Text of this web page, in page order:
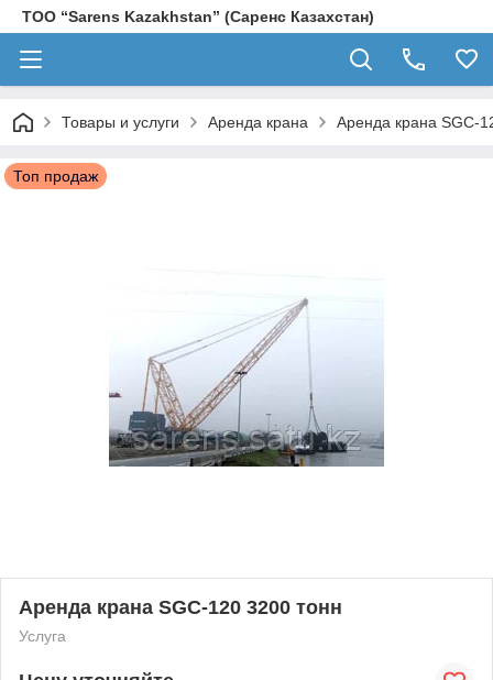
ТОО “Sarens Kazakhstan” (Саренс Казахстан)
Товары и услуги Аренда крана Аренда крана SGC-
Топ продаж
Аренда крана SGC-120 3200 тонн
Услуга